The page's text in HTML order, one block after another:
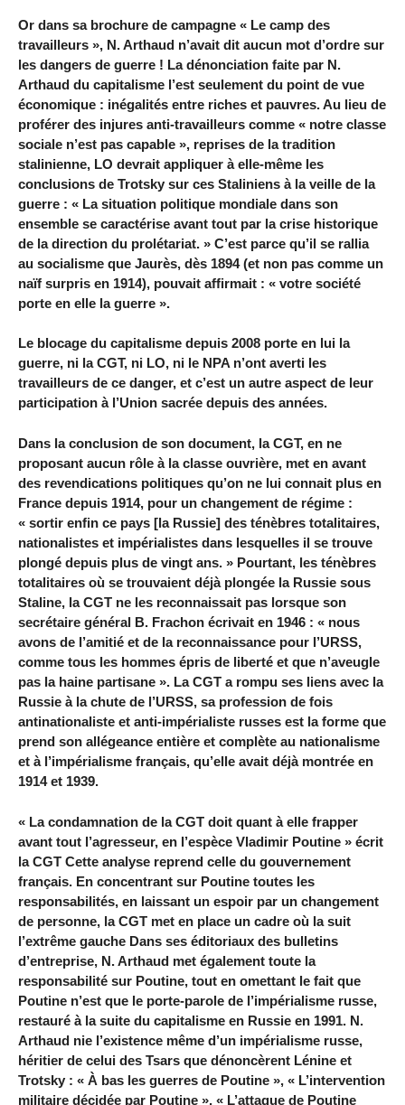
Or dans sa brochure de campagne « Le camp des
travailleurs », N. Arthaud n’avait dit aucun mot d’ordre sur
les dangers de guerre ! La dénonciation faite par N.
Arthaud du capitalisme l’est seulement du point de vue
économique : inégalités entre riches et pauvres. Au lieu de
proférer des injures anti-travailleurs comme « notre classe
sociale n’est pas capable », reprises de la tradition
stalinienne, LO devrait appliquer à elle-même les
conclusions de Trotsky sur ces Staliniens à la veille de la
guerre : « La situation politique mondiale dans son
ensemble se caractérise avant tout par la crise historique
de la direction du prolétariat. » C’est parce qu’il se rallia
au socialisme que Jaurès, dès 1894 (et non pas comme un
naïf surpris en 1914), pouvait affirmait : « votre société
porte en elle la guerre ».
Le blocage du capitalisme depuis 2008 porte en lui la
guerre, ni la CGT, ni LO, ni le NPA n’ont averti les
travailleurs de ce danger, et c’est un autre aspect de leur
participation à l’Union sacrée depuis des années.
Dans la conclusion de son document, la CGT, en ne
proposant aucun rôle à la classe ouvrière, met en avant
des revendications politiques qu’on ne lui connait plus en
France depuis 1914, pour un changement de régime :
« sortir enfin ce pays [la Russie] des ténèbres totalitaires,
nationalistes et impérialistes dans lesquelles il se trouve
plongé depuis plus de vingt ans. » Pourtant, les ténèbres
totalitaires où se trouvaient déjà plongée la Russie sous
Staline, la CGT ne les reconnaissait pas lorsque son
secrétaire général B. Frachon écrivait en 1946 : « nous
avons de l’amitié et de la reconnaissance pour l’URSS,
comme tous les hommes épris de liberté et que n’aveugle
pas la haine partisane ». La CGT a rompu ses liens avec la
Russie à la chute de l’URSS, sa profession de fois
antinationaliste et anti-impérialiste russes est la forme que
prend son allégeance entière et complète au nationalisme
et à l’impérialisme français, qu’elle avait déjà montrée en
1914 et 1939.
« La condamnation de la CGT doit quant à elle frapper
avant tout l’agresseur, en l’espèce Vladimir Poutine » écrit
la CGT Cette analyse reprend celle du gouvernement
français. En concentrant sur Poutine toutes les
responsabilités, en laissant un espoir par un changement
de personne, la CGT met en place un cadre où la suit
l’extrême gauche Dans ses éditoriaux des bulletins
d’entreprise, N. Arthaud met également toute la
responsabilité sur Poutine, tout en omettant le fait que
Poutine n’est que le porte-parole de l’impérialisme russe,
restauré à la suite du capitalisme en Russie en 1991. N.
Arthaud nie l’existence même d’un impérialisme russe,
héritier de celui des Tsars que dénoncèrent Lénine et
Trotsky : « À bas les guerres de Poutine », « L’intervention
militaire décidée par Poutine », « L’attaque de Poutine